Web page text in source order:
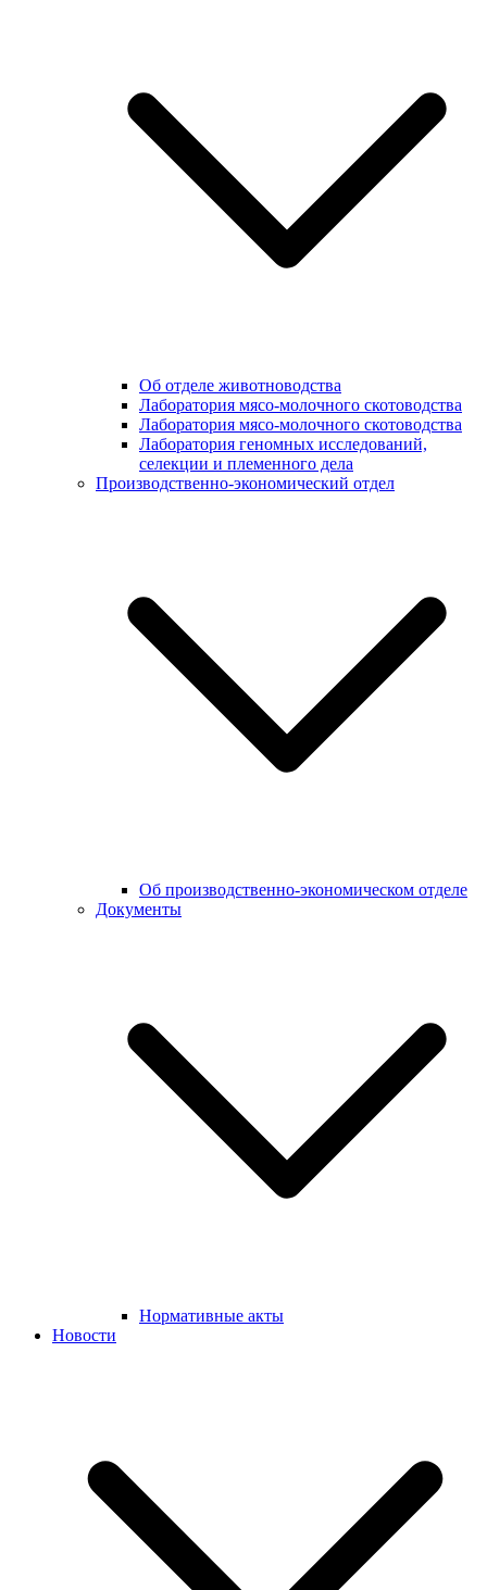
Об отделе животноводства
Лаборатория мясо-молочного скотоводства
Лаборатория мясо-молочного скотоводства
Лаборатория геномных исследований,
селекции и племенного дела
Производственно-экономический отдел
Об производственно-экономическом отделе
Документы
Нормативные акты
Новости